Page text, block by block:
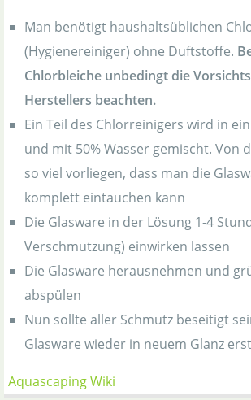
Man benötigt haushaltsüblichen
(Hygienereiniger) ohne Duftstoffe.
Chlorbleiche unbedingt die
Herstellers beachten.
Ein Teil des Chlorreinigers wird in
und mit 50% Wasser gemischt. Von
so viel vorliegen, dass man die
komplett eintauchen kann
Die Glasware in der Lösung 1-4
Verschmutzung) einwirken lassen
Die Glasware herausnehmen und
abspülen
Nun sollte aller Schmutz beseitigt
Glasware wieder in neuem Glanz
Aquascaping Wiki